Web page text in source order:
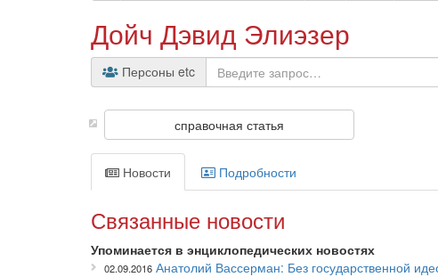
Дойч Дэвид Элиэзер
Персоны etc
справочная статья
Новости Подробности
Связанные новости
Упоминается в энциклопедических новостях
02.09.2016 Анатолий Вассерман: Без государственной